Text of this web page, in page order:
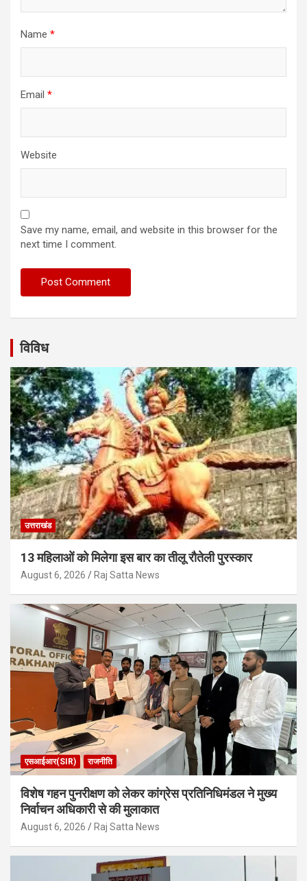
Name *
Email *
Website
Save my name, email, and website in this browser for the
next time I comment.
विविध
उत्तराखंड
13 महिलाओं को मिलेगा इस बार का तीलू रौतेली पुरस्कार
August 6, 2026 Raj Satta News
एसआईआर(SIR) राजनीति
विशेष गहन पुनरीक्षण को लेकर कांग्रेस प्रतिनिधिमंडल ने मुख्य
निर्वाचन अधिकारी से की मुलाकात
August 6, 2026 Raj Satta News